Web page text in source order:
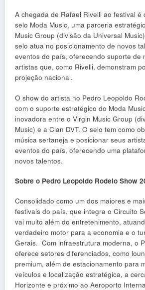
A chegada de Rafael Rivelli ao festival é
selo Moda Music, uma parceria
Music Group (divisão da Universal
selo atua no posicionamento de novos
eventos do país, oferecendo suporte de
artistas que, como Rivelli, demonstram
projeção nacional.
O show do artista no Pedro Leopoldo
com o suporte estratégico do Moda
inovadora entre o Virgin Music Group
Music) e a Clan DVT. O selo tem como
música sertaneja e posicionar seus
eventos do país, oferecendo uma
novos talentos.
Sobre o Pedro Leopoldo Rodeio Show
Consolidado como um dos maiores e
festivais do país, que integra o Circuito
vai muito além do entretenimento,
verdadeiro motor para a economia e o
Gerais. Com infraestrutura moderna, o
oferece setores diferenciados, como
premium, além de estacionamento para
veículos e localização estratégica, a
Horizonte e próximo ao Aeroporto